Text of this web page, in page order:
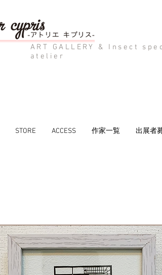
ART GALLERY & Insect
atelier
STORE ACCESS 作家一覧 出展者